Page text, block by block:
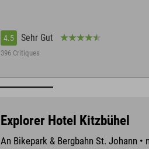
4.5 Sehr Gut
396 Critiques
Explorer Hotel Kitzbühel
An Bikepark & Bergbahn St. Johann •